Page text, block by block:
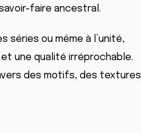
faire ancestral.
séries ou même à l’unité,
une qualité irréprochable.
des motifs, des textures